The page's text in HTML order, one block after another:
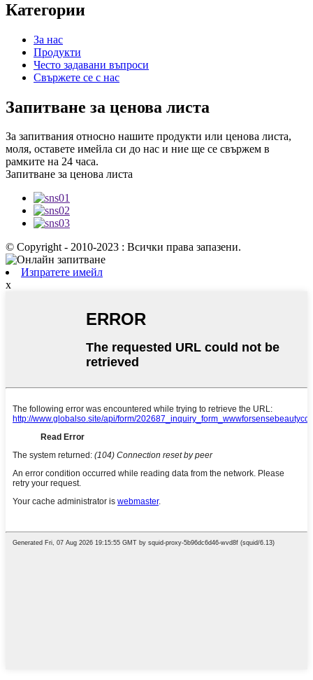
Категории
За нас
Продукти
Често задавани въпроси
Свържете се с нас
Запитване за ценова листа
За запитвания относно нашите продукти или ценова листа,
моля, оставете имейла си до нас и ние ще се свържем в
рамките на 24 часа.
Запитване за ценова листа
© Copyright - 2010-2023 : Всички права запазени.
Изпратете имейл
x